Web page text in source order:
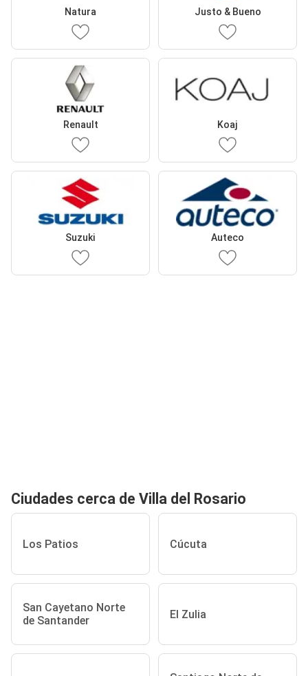
Natura Justo & Bueno
Renault Koaj
Suzuki Auteco
Ciudades cerca de Villa del Rosario
Los Patios Cúcuta
San Cayetano Norte
de Santander
El Zulia